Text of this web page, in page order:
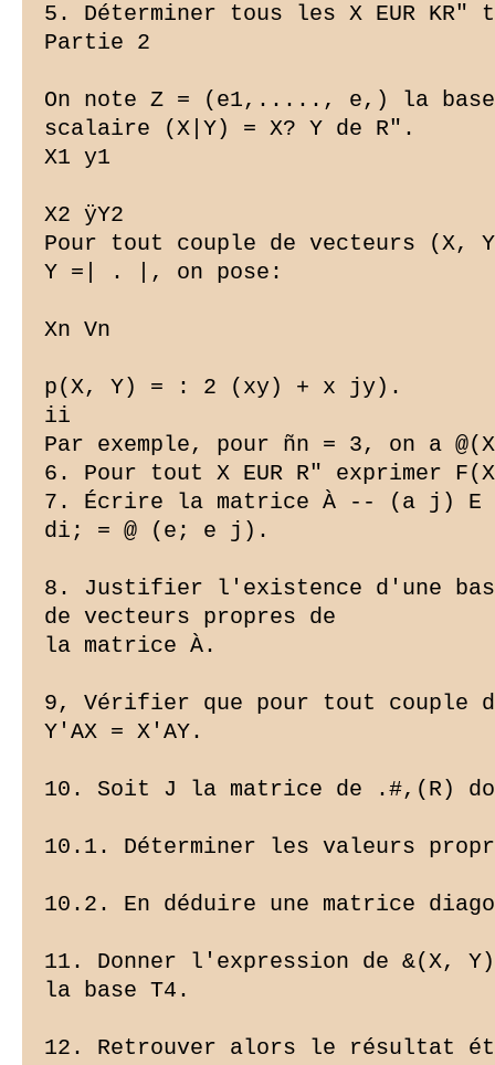
5. Déterminer tous les X EUR KR"
Partie 2
On note Z = (e1,....., e,) la base
scalaire (X|Y) = X? Y de R".
X1 y1
X2 ÿY2
Pour tout couple de vecteurs (X,
Y =| . |, on pose:
Xn Vn
p(X, Y) = : 2 (xy) + x jy).
ii
Par exemple, pour ñn = 3, on a
6. Pour tout X EUR R" exprimer
7. Écrire la matrice À -- (a j) E
di; = @ (e; e j).
8. Justifier l'existence d'une
de vecteurs propres de
la matrice À.
9, Vérifier que pour tout couple
Y'AX = X'AY.
10. Soit J la matrice de .#,(R)
10.1. Déterminer les valeurs
10.2. En déduire une matrice
11. Donner l'expression de &(X,
la base T4.
12. Retrouver alors le résultat